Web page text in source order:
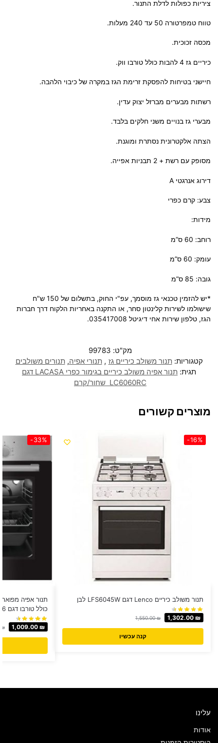
ציריות כפולות לדלת התנור.
טווח טמפרטורה 50 עד 240 מעלות.
מכסה זכוכית.
כיריים גז 4 להבות כולל טורבו ווק.
חיישני בטיחות להפסקת זרימת הגז במקרה של כיבוי הלהבה.
רשתות מבערים מברזל יצוק עדין.
מבערי גז בנויים משני חלקים בלבד.
הצתה אלקטרונית נסתרת ומוגנת.
מסופק עם רשת + 2 תבניות אפייה.
דירוג אנרגטי A
צבע: קרם כפרי
מידות:
רוחב: 60 ס”מ
עומק: 60 ס”מ
גובה: 85 ס”מ
*יש להזמין טכנאי גז מוסמך, עפ"י החוק, בתשלום של 150 ש"ח
שישולמו לשירות ‏קלינטון סחר, או התקנה באחריות הלקוח דרך חברות
הגז, טלפון שירות אחי דיגיטל 035417008.
מק"ט: 99783
קטגוריות:תנור משולב כיריים גז ,תנורי אפיה,תנורים משולבים
תגית:
תנור אפיה משולב כיריים בגימור כפרי LACASA דגם
LC6060RC שחור/קרם
מוצרים קשורים
-16%
תנור משולב כיריים Lenco דגם LFS6045W לבן
1,550.00₪ 1,302.00 ₪
קנה עכשיו
-33%
כולל טורבו דגם LV-606
₪ 1,009.00 ₪
עלינו
אודות